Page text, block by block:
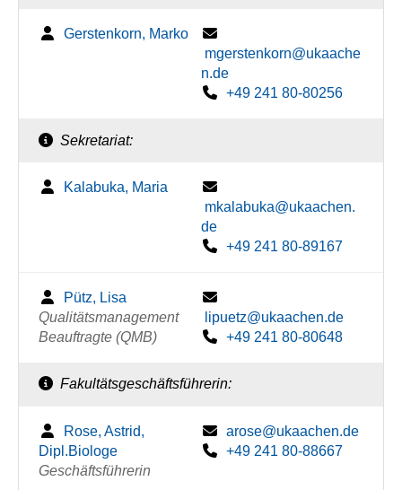
Gerstenkorn, Marko
mgerstenkorn@ukaache
n.de
+49 241 80-80256
Sekretariat:
Kalabuka, Maria
mkalabuka@ukaachen.
de
+49 241 80-89167
Pütz, Lisa
Qualitätsmanagement
Beauftragte (QMB)
lipuetz@ukaachen.de
+49 241 80-80648
Fakultätsgeschäftsführerin:
Rose, Astrid,
Dipl.Biologe
Geschäftsführerin
arose@ukaachen.de
+49 241 80-88667